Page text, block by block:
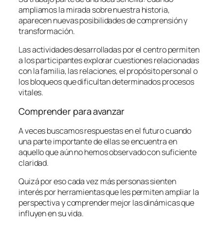
ampliamos la mirada sobre nuestra historia,
aparecen nuevas posibilidades de comprensión y
transformación.
Las actividades desarrolladas por el centro permiten
a los participantes explorar cuestiones relacionadas
con la familia, las relaciones, el propósito personal o
los bloqueos que dificultan determinados procesos
vitales.
Comprender para avanzar
A veces buscamos respuestas en el futuro cuando
una parte importante de ellas se encuentra en
aquello que aún no hemos observado con suficiente
claridad.
Quizá por eso cada vez más personas sienten
interés por herramientas que les permiten ampliar la
perspectiva y comprender mejor las dinámicas que
influyen en su vida.